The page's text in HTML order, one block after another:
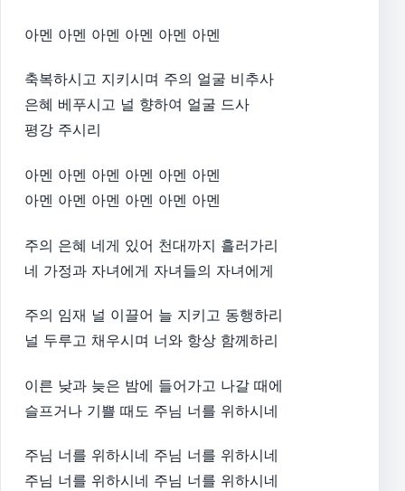
아멘 아멘 아멘 아멘 아멘 아멘
축복하시고 지키시며 주의 얼굴 비추사
은혜 베푸시고 널 향하여 얼굴 드사
평강 주시리
아멘 아멘 아멘 아멘 아멘 아멘
아멘 아멘 아멘 아멘 아멘 아멘
주의 은혜 네게 있어 천대까지 흘러가리
네 가정과 자녀에게 자녀들의 자녀에게
주의 임재 널 이끌어 늘 지키고 동행하리
널 두루고 채우시며 너와 항상 함께하리
이른 낮과 늦은 밤에 들어가고 나갈 때에
슬프거나 기쁠 때도 주님 너를 위하시네
주님 너를 위하시네 주님 너를 위하시네
주님 너를 위하시네 주님 너를 위하시네